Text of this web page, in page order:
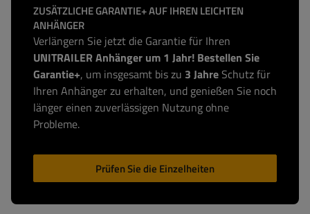
ZUSÄTZLICHE GARANTIE+ AUF IHREN LEICHTEN
ANHÄNGER
Verlängern Sie jetzt die Garantie für Ihren
UNITRAILER Anhänger um 1 Jahr! Bestellen Sie
Garantie+, um insgesamt bis zu 3 Jahre Schutz für
Ihren Anhänger zu erhalten, und genießen Sie noch
länger einen zuverlässigen Nutzung ohne
Probleme.
Prüfen Sie die Einzelheiten